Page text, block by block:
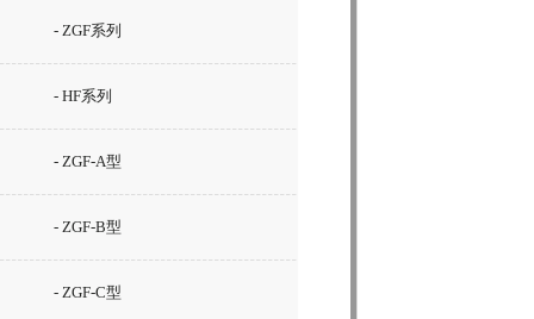
- ZGF系列
- HF系列
- ZGF-A型
- ZGF-B型
- ZGF-C型